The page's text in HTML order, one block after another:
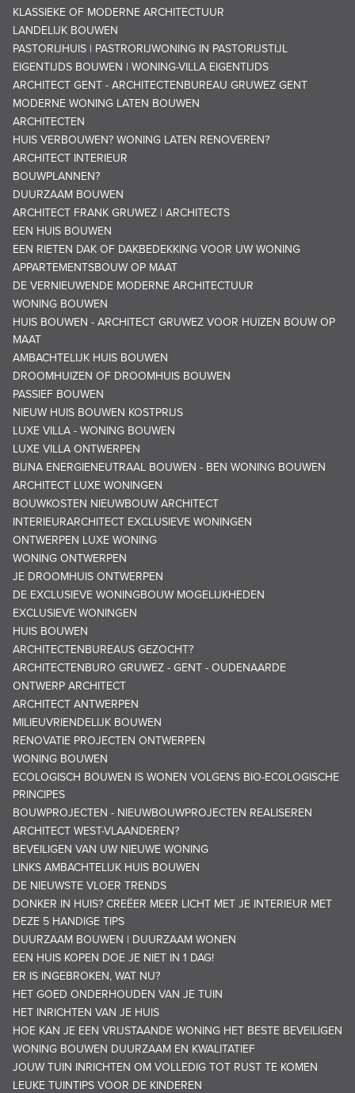
KLASSIEKE OF MODERNE ARCHITECTUUR
LANDELIJK BOUWEN
PASTORIJHUIS | PASTRORIJWONING IN PASTORIJSTIJL
EIGENTIJDS BOUWEN | WONING-VILLA EIGENTIJDS
ARCHITECT GENT - ARCHITECTENBUREAU GRUWEZ GENT
MODERNE WONING LATEN BOUWEN
ARCHITECTEN
HUIS VERBOUWEN? WONING LATEN RENOVEREN?
ARCHITECT INTERIEUR
BOUWPLANNEN?
DUURZAAM BOUWEN
ARCHITECT FRANK GRUWEZ | ARCHITECTS
EEN HUIS BOUWEN
EEN RIETEN DAK OF DAKBEDEKKING VOOR UW WONING
APPARTEMENTSBOUW OP MAAT
DE VERNIEUWENDE MODERNE ARCHITECTUUR
WONING BOUWEN
HUIS BOUWEN - ARCHITECT GRUWEZ VOOR HUIZEN BOUW OP
MAAT
AMBACHTELIJK HUIS BOUWEN
DROOMHUIZEN OF DROOMHUIS BOUWEN
PASSIEF BOUWEN
NIEUW HUIS BOUWEN KOSTPRIJS
LUXE VILLA - WONING BOUWEN
LUXE VILLA ONTWERPEN
BIJNA ENERGIENEUTRAAL BOUWEN - BEN WONING BOUWEN
ARCHITECT LUXE WONINGEN
BOUWKOSTEN NIEUWBOUW ARCHITECT
INTERIEURARCHITECT EXCLUSIEVE WONINGEN
ONTWERPEN LUXE WONING
WONING ONTWERPEN
JE DROOMHUIS ONTWERPEN
DE EXCLUSIEVE WONINGBOUW MOGELIJKHEDEN
EXCLUSIEVE WONINGEN
HUIS BOUWEN
ARCHITECTENBUREAUS GEZOCHT?
ARCHITECTENBURO GRUWEZ - GENT - OUDENAARDE
ONTWERP ARCHITECT
ARCHITECT ANTWERPEN
MILIEUVRIENDELIJK BOUWEN
RENOVATIE PROJECTEN ONTWERPEN
WONING BOUWEN
ECOLOGISCH BOUWEN IS WONEN VOLGENS BIO-ECOLOGISCHE
PRINCIPES
BOUWPROJECTEN - NIEUWBOUWPROJECTEN REALISEREN
ARCHITECT WEST-VLAANDEREN?
BEVEILIGEN VAN UW NIEUWE WONING
LINKS AMBACHTELIJK HUIS BOUWEN
DE NIEUWSTE VLOER TRENDS
DONKER IN HUIS? CREËER MEER LICHT MET JE INTERIEUR MET
DEZE 5 HANDIGE TIPS
DUURZAAM BOUWEN | DUURZAAM WONEN
EEN HUIS KOPEN DOE JE NIET IN 1 DAG!
ER IS INGEBROKEN, WAT NU?
HET GOED ONDERHOUDEN VAN JE TUIN
HET INRICHTEN VAN JE HUIS
HOE KAN JE EEN VRIJSTAANDE WONING HET BESTE BEVEILIGEN
WONING BOUWEN DUURZAAM EN KWALITATIEF
JOUW TUIN INRICHTEN OM VOLLEDIG TOT RUST TE KOMEN
LEUKE TUINTIPS VOOR DE KINDEREN